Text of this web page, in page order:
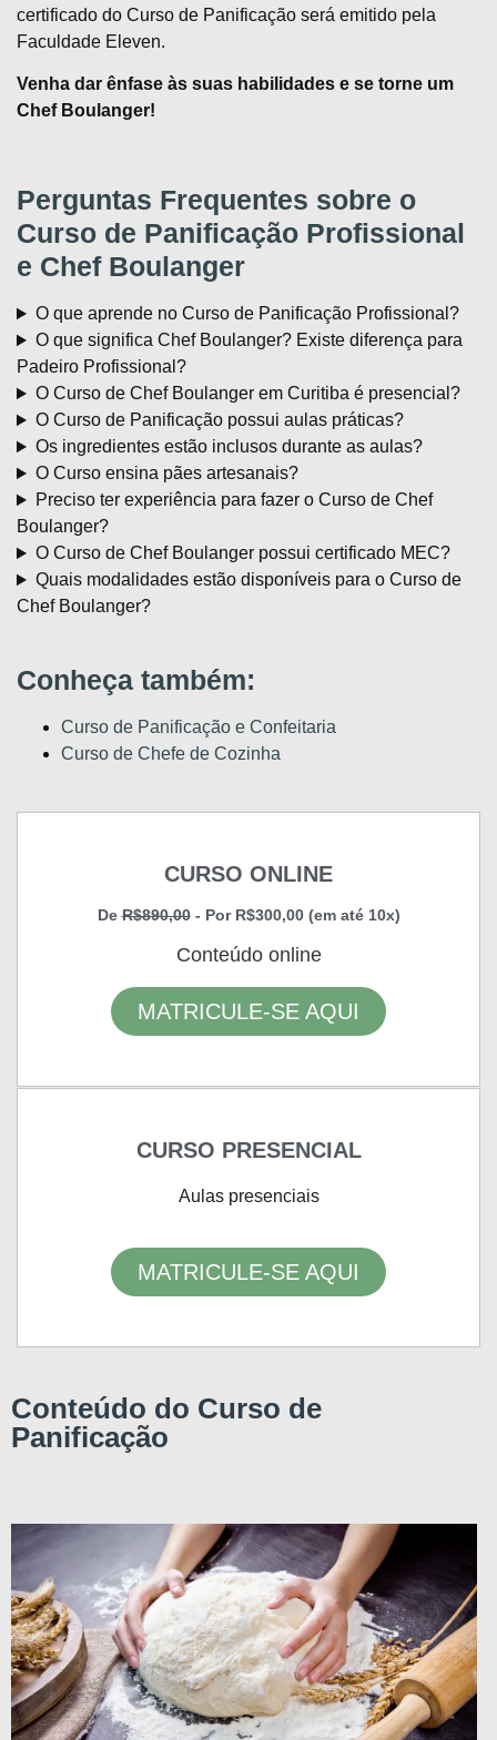
certificado do Curso de Panificação será emitido pela
Faculdade Eleven.
Venha dar ênfase às suas habilidades e se torne um
Chef Boulanger!
Perguntas Frequentes sobre o
Curso de Panificação Profissional
e Chef Boulanger
O que aprende no Curso de Panificação Profissional?
O que significa Chef Boulanger? Existe diferença para
Padeiro Profissional?
O Curso de Chef Boulanger em Curitiba é presencial?
O Curso de Panificação possui aulas práticas?
Os ingredientes estão inclusos durante as aulas?
O Curso ensina pães artesanais?
Preciso ter experiência para fazer o Curso de Chef
Boulanger?
O Curso de Chef Boulanger possui certificado MEC?
Quais modalidades estão disponíveis para o Curso de
Chef Boulanger?
Conheça também:
Curso de Panificação e Confeitaria
Curso de Chefe de Cozinha
CURSO ONLINE
DeR$890,00- Por R$300,00 (em até 10x)
Conteúdo online
MATRICULE-SE AQUI
CURSO PRESENCIAL
Aulas presenciais
MATRICULE-SE AQUI
Conteúdo do Curso de
Panificação